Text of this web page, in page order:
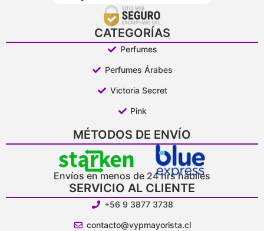
CATEGORÍAS
Perfumes
Perfumes Árabes
Victoria Secret
Pink
MÉTODOS DE ENVÍO
Envíos en menos de 24 hrs hábiles
SERVICIO AL CLIENTE
+56 9 3877 3738
contacto@vypmayorista.cl